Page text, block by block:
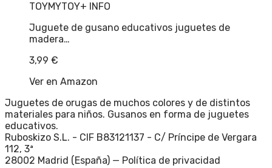
TOYMYTOY+ INFO
Juguete de gusano educativos juguetes de
madera…
3,99 €
Ver en Amazon
Juguetes de orugas de muchos colores y de distintos
materiales para niños. Gusanos en forma de juguetes
educativos.
Ruboskizo S.L. - CIF B83121137 - C/ Príncipe de Vergara
112, 3ª
28002 Madrid (España) — Política de privacidad